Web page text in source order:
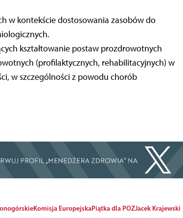
w kontekście dostosowania zasobów do
kształtowanie postaw prozdrowotnych
(profilaktycznych, rehabilitacyjnych) w
w szczególności z powodu chorób
Komisja EuropejskaPiątka dla POZJacek Krajewski